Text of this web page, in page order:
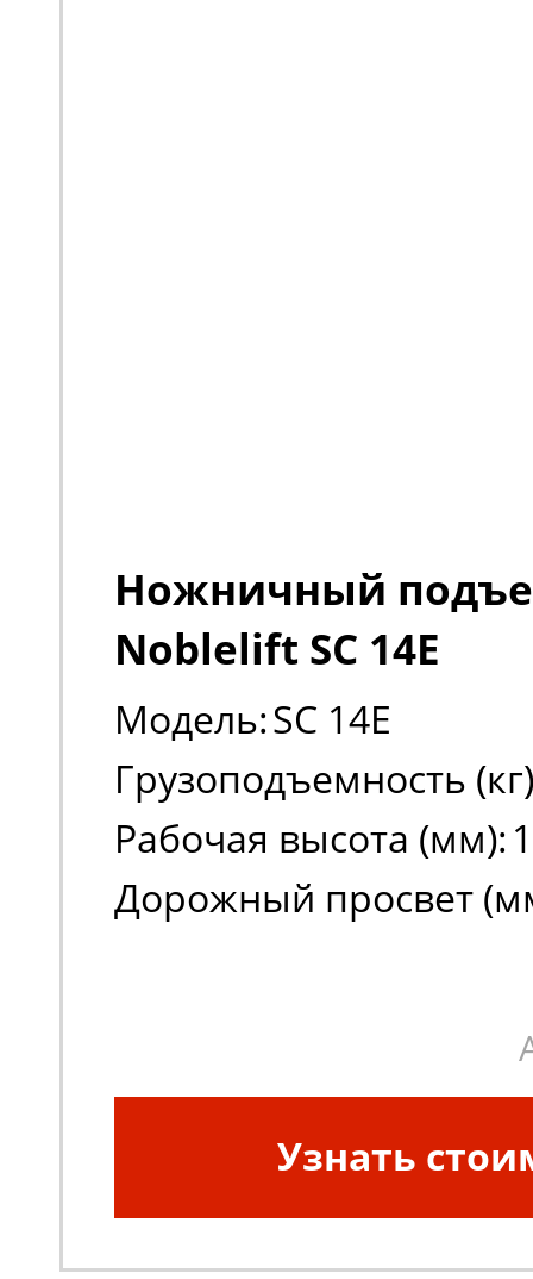
Ножничный
Noblelift SC 14E
Модель:SC 14E
Грузоподъемность
Рабочая высота (мм):
Дорожный просвет
Узнать